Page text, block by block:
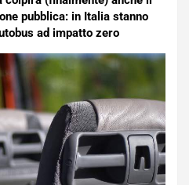
pubblica: in Italia stanno
ad impatto zero